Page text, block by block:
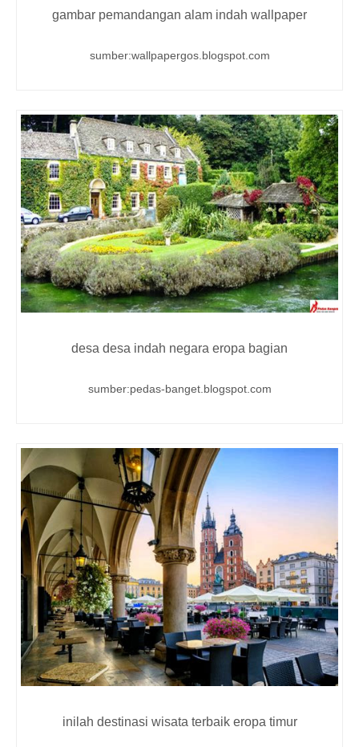
gambar pemandangan alam indah wallpaper
sumber:wallpapergos.blogspot.com
desa desa indah negara eropa bagian
sumber:pedas-banget.blogspot.com
inilah destinasi wisata terbaik eropa timur